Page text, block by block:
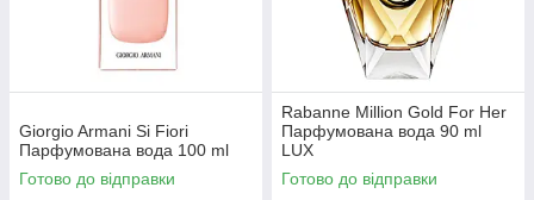
Giorgio Armani Si Fiori
Парфумована вода 100 ml
Готово до відправки
Rabanne Million Gold For Her
Парфумована вода 90 ml
LUX
Готово до відправки